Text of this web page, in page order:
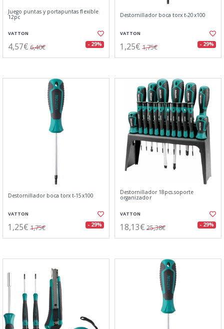
Juego puntas y portapuntas flexible
12pc
VATTON
4,57€ 6,40€ - 29%
Destornillador boca torx t-20x100
VATTON
1,25€ 1,75€ - 29%
Destornillador boca torx t-15x100
VATTON
1,25€ 1,75€ - 29%
Destornillador 18pcs.soporte
organizador
VATTON
18,13€ 25,38€ - 29%